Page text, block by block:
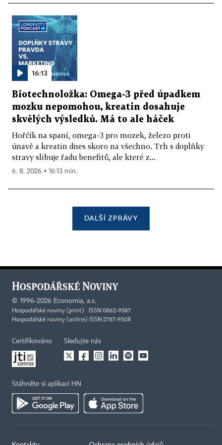
16:13
Biotechnoložka: Omega-3 před úpadkem
mozku nepomohou, kreatin dosahuje
skvělých výsledků. Má to ale háček
Hořčík na spaní, omega-3 pro mozek, železo proti
únavě a kreatin dnes skoro na všechno. Trh s doplňky
stravy slibuje řadu benefitů, ale které z...
6. 8. 2026 ▪ 16:13 min.
DALŠÍ ZPRÁVY
© 1996-2026 Economia, a.s.
Hospodářské noviny (print) ISSN 0862-9587
Hospodářské noviny (online) ISSN 2787-950X
Certifikováno Sledujte nás
Stáhněte si aplikaci HN